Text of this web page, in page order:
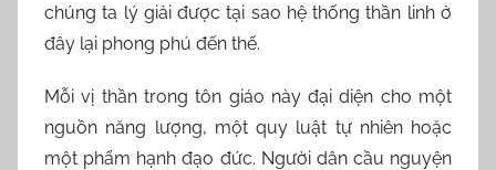
chúng ta lý giải được tại sao hệ thống thần linh ở
đây lại phong phú đến thế.
Mỗi vị thần trong tôn giáo này đại diện cho một
nguồn năng lượng, một quy luật tự nhiên hoặc
một phẩm hạnh đạo đức. Người dân cầu nguyện